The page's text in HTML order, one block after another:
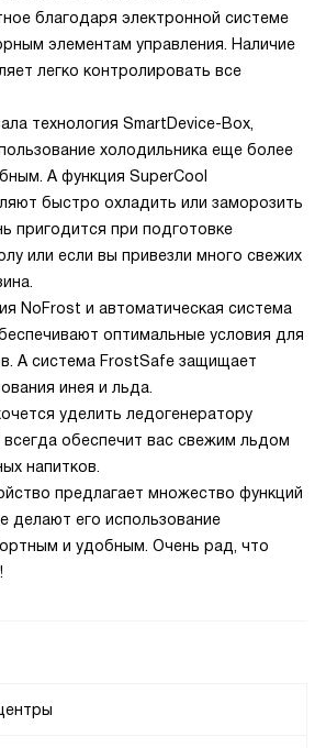
благодаря электронной системе
элементам управления. Наличие
легко контролировать все
технология SmartDevice-Box,
холодильника еще более
А функция SuperCool
быстро охладить или заморозить
пригодится при подготовке
или если вы привезли много свежих
NoFrost и автоматическая система
оптимальные условия для
А система FrostSafe защищает
инея и льда.
уделить ледогенератору
всегда обеспечит вас свежим льдом
напитков.
предлагает множество функций
делают его использование
и удобным. Очень рад, что